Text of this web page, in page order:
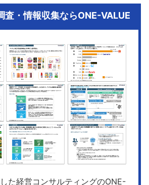
査・情報収集ならONE-VALUE
た経営コンサルティングのONE-